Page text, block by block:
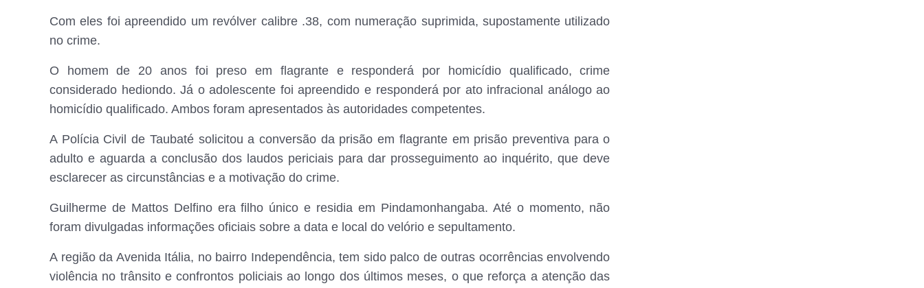
Com eles foi apreendido um revólver calibre .38, com numeração suprimida, supostamente utilizado
no crime.
O homem de 20 anos foi preso em flagrante e responderá por homicídio qualificado, crime
considerado hediondo. Já o adolescente foi apreendido e responderá por ato infracional análogo ao
homicídio qualificado. Ambos foram apresentados às autoridades competentes.
A Polícia Civil de Taubaté solicitou a conversão da prisão em flagrante em prisão preventiva para o
adulto e aguarda a conclusão dos laudos periciais para dar prosseguimento ao inquérito, que deve
esclarecer as circunstâncias e a motivação do crime.
Guilherme de Mattos Delfino era filho único e residia em Pindamonhangaba. Até o momento, não
foram divulgadas informações oficiais sobre a data e local do velório e sepultamento.
A região da Avenida Itália, no bairro Independência, tem sido palco de outras ocorrências envolvendo
violência no trânsito e confrontos policiais ao longo dos últimos meses, o que reforça a atenção das